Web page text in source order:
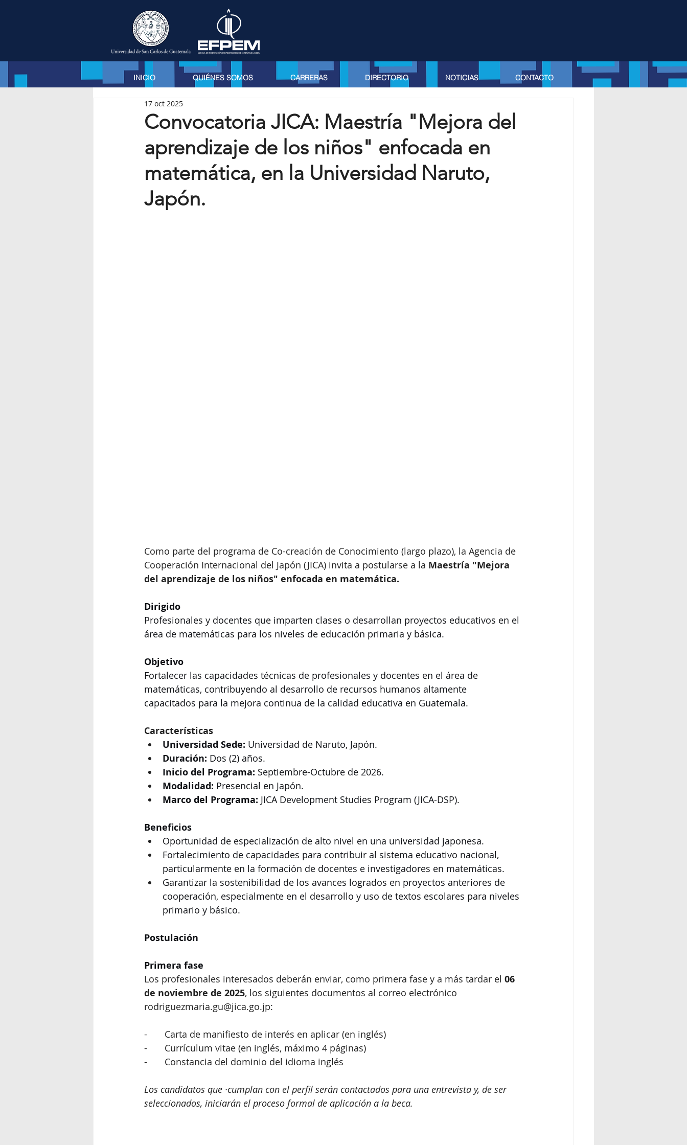
INICIO QUIÉNES SOMOS CARRERAS DIRECTORIO NOTICIAS CONTACTO
Convocatoria JICA: Maestría "Mejora del
aprendizaje de los niños" enfocada en
matemática, en la Universidad Naruto,
Japón.
17 oct 2025
Como parte del programa de Co-creación de Conocimiento (largo plazo), la Agencia de
Cooperación Internacional del Japón (JICA) invita a postularse a la Maestría "Mejora
del aprendizaje de los niños" enfocada en matemática.
Dirigido
Profesionales y docentes que imparten clases o desarrollan proyectos educativos en el
área de matemáticas para los niveles de educación primaria y básica.
Objetivo
Fortalecer las capacidades técnicas de profesionales y docentes en el área de
matemáticas, contribuyendo al desarrollo de recursos humanos altamente
capacitados para la mejora continua de la calidad educativa en Guatemala.
Características
Universidad Sede: Universidad de Naruto, Japón.
Duración: Dos (2) años.
Inicio del Programa: Septiembre-Octubre de 2026.
Modalidad: Presencial en Japón.
Marco del Programa: JICA Development Studies Program (JICA-DSP).
Beneficios
Oportunidad de especialización de alto nivel en una universidad japonesa.
Fortalecimiento de capacidades para contribuir al sistema educativo nacional,
particularmente en la formación de docentes e investigadores en matemáticas.
Garantizar la sostenibilidad de los avances logrados en proyectos anteriores de
cooperación, especialmente en el desarrollo y uso de textos escolares para niveles
primario y básico.
Postulación
Primera fase
Los profesionales interesados deberán enviar, como primera fase y a más tardar el 06
de noviembre de 2025, los siguientes documentos al correo electrónico
rodriguezmaria.gu@jica.go.jp:
-	Carta de manifiesto de interés en aplicar (en inglés)
-	Currículum vitae (en inglés, máximo 4 páginas)
-	Constancia del dominio del idioma inglés
Los candidatos que ·cumplan con el perfil serán contactados para una entrevista y, de ser
seleccionados, iniciarán el proceso formal de aplicación a la beca.